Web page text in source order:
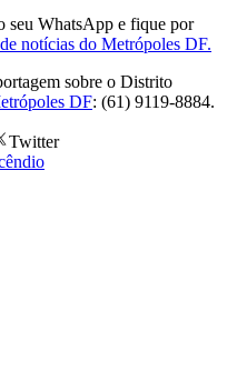
seu WhatsApp e fique por
notícias do Metrópoles DF.
sobre o Distrito
DF: (61) 9119-8884.
Twitter